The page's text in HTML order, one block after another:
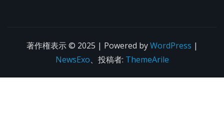
著作権表示 © 2025 | Powered byWordPress |
NewsExo、投稿者: ThemeArile